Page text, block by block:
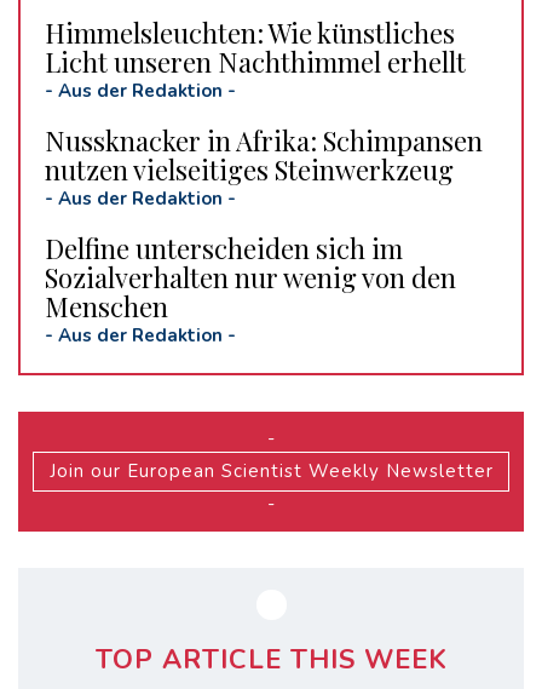
Himmelsleuchten: Wie künstliches
Licht unseren Nachthimmel erhellt
- Aus der Redaktion -
Nussknacker in Afrika: Schimpansen
nutzen vielseitiges Steinwerkzeug
- Aus der Redaktion -
Delfine unterscheiden sich im
Sozialverhalten nur wenig von den
Menschen
- Aus der Redaktion -
-
Join our European Scientist Weekly Newsletter
-
TOP ARTICLE THIS WEEK